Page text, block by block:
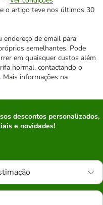
o artigo teve nos últimos 30
de email para
semelhantes. Pode
em quaisquer custos além
normal, contactando o
informações na
descontos personalizados,
e novidades!